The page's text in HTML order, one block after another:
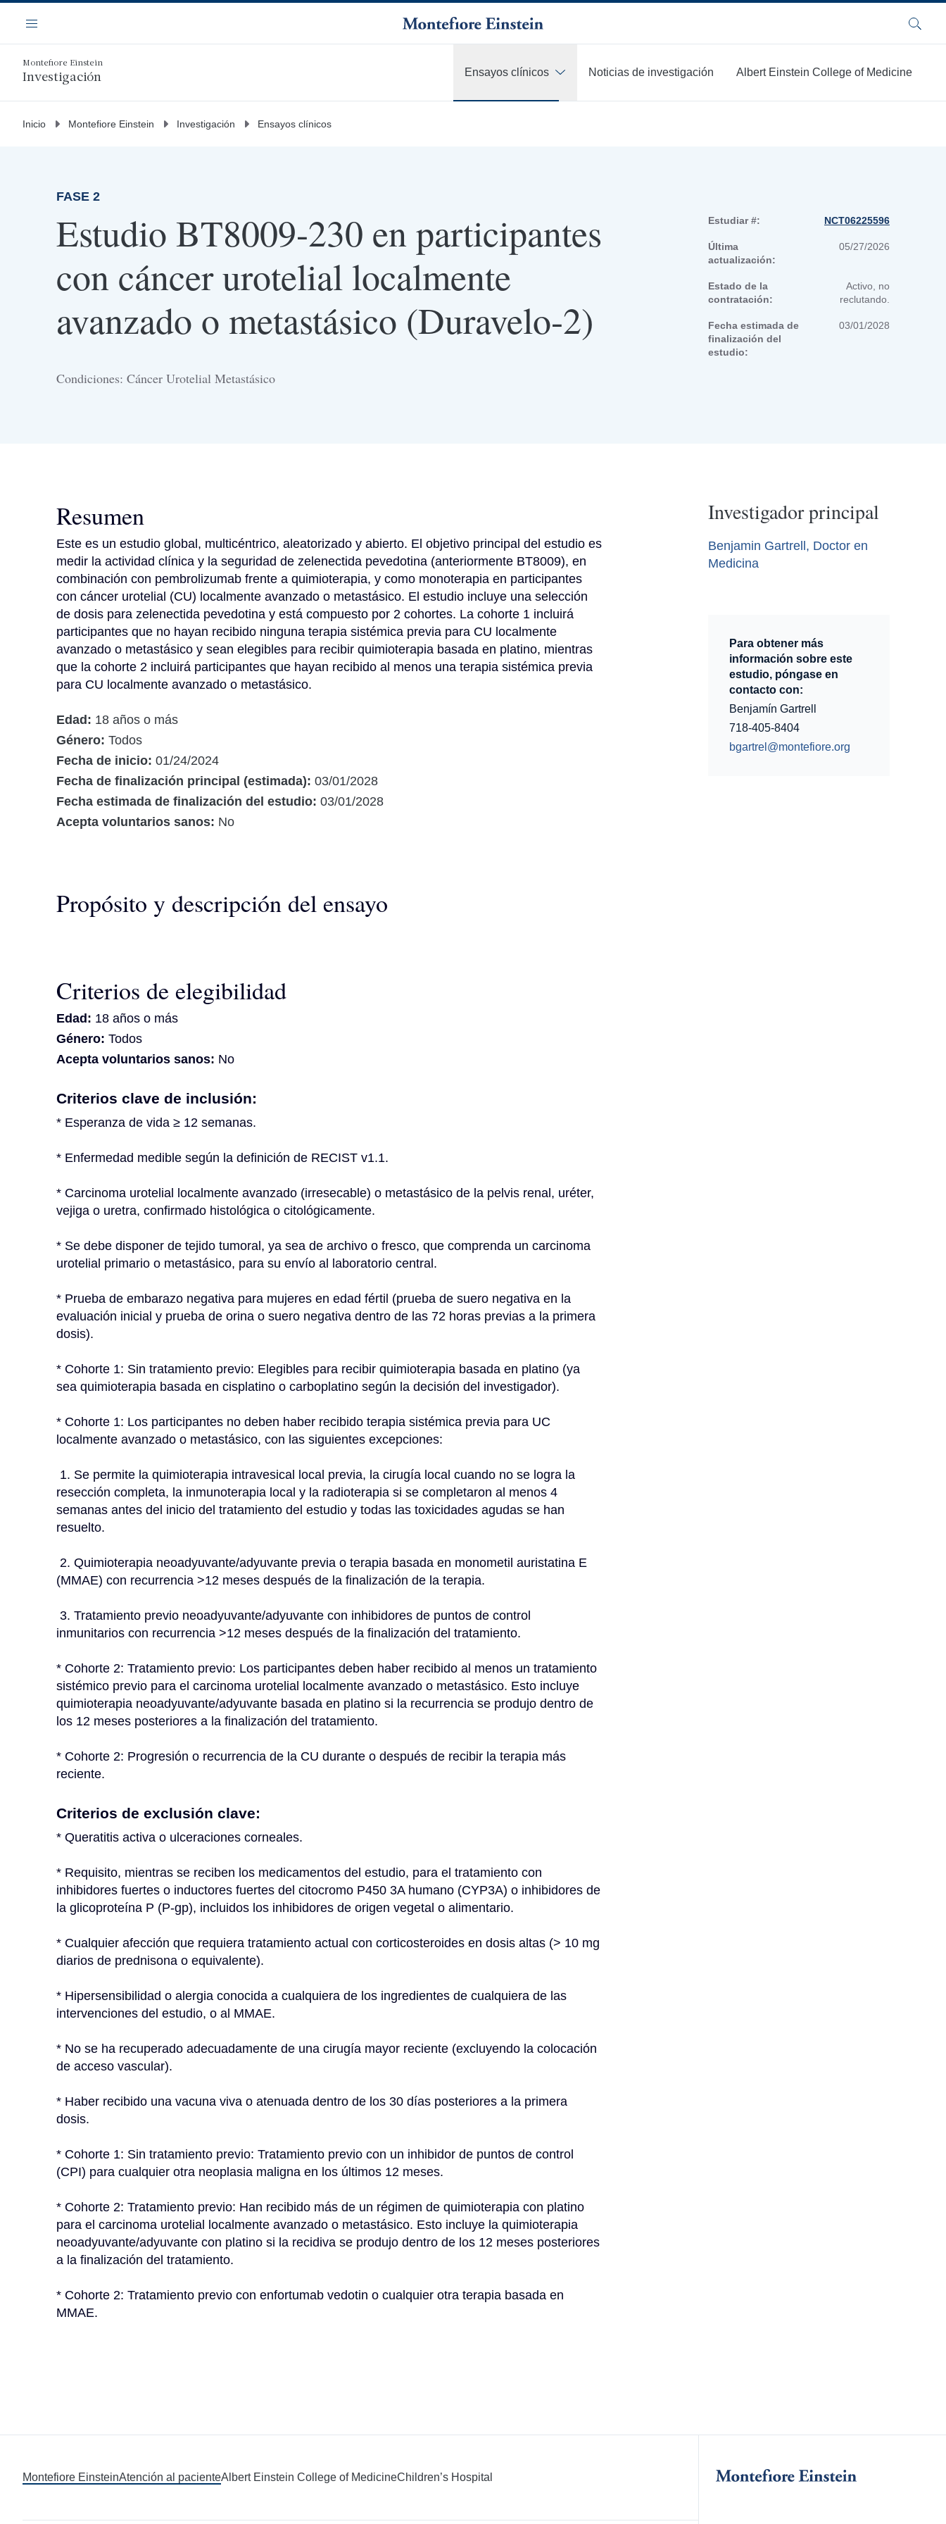
contenido
principal
Navegación
Menú Buscar
Montefiore Einstein
Investigación Ensayos clínicos Noticias de investigación Albert Einstein College of Medicine
Inicio Montefiore Einstein Investigación Ensayos clínicos
FASE 2
Estudio BT8009-230 en participantes
con cáncer urotelial localmente
avanzado o metastásico (Duravelo-2)
Condiciones: Cáncer Urotelial Metastásico
Estudiar #: NCT06225596
Última
actualización:
05/27/2026
Estado de la
contratación:
Activo, no
reclutando.
Fecha estimada de
finalización del
estudio:
03/01/2028
Resumen
Este es un estudio global, multicéntrico, aleatorizado y abierto. El objetivo principal del estudio es
medir la actividad clínica y la seguridad de zelenectida pevedotina (anteriormente BT8009), en
combinación con pembrolizumab frente a quimioterapia, y como monoterapia en participantes
con cáncer urotelial (CU) localmente avanzado o metastásico. El estudio incluye una selección
de dosis para zelenectida pevedotina y está compuesto por 2 cohortes. La cohorte 1 incluirá
participantes que no hayan recibido ninguna terapia sistémica previa para CU localmente
avanzado o metastásico y sean elegibles para recibir quimioterapia basada en platino, mientras
que la cohorte 2 incluirá participantes que hayan recibido al menos una terapia sistémica previa
para CU localmente avanzado o metastásico.
Edad: 18 años o más
Género: Todos
Fecha de inicio: 01/24/2024
Fecha de finalización principal (estimada): 03/01/2028
Fecha estimada de finalización del estudio: 03/01/2028
Acepta voluntarios sanos: No
Propósito y descripción del ensayo
Criterios de elegibilidad
Edad: 18 años o más
Género: Todos
Acepta voluntarios sanos: No
Criterios clave de inclusión:
* Esperanza de vida ≥ 12 semanas.
* Enfermedad medible según la definición de RECIST v1.1.
* Carcinoma urotelial localmente avanzado (irresecable) o metastásico de la pelvis renal, uréter,
vejiga o uretra, confirmado histológica o citológicamente.
* Se debe disponer de tejido tumoral, ya sea de archivo o fresco, que comprenda un carcinoma
urotelial primario o metastásico, para su envío al laboratorio central.
* Prueba de embarazo negativa para mujeres en edad fértil (prueba de suero negativa en la
evaluación inicial y prueba de orina o suero negativa dentro de las 72 horas previas a la primera
dosis).
* Cohorte 1: Sin tratamiento previo: Elegibles para recibir quimioterapia basada en platino (ya
sea quimioterapia basada en cisplatino o carboplatino según la decisión del investigador).
* Cohorte 1: Los participantes no deben haber recibido terapia sistémica previa para UC
localmente avanzado o metastásico, con las siguientes excepciones:
resección completa, la inmunoterapia local y la radioterapia si se completaron al menos 4
semanas antes del inicio del tratamiento del estudio y todas las toxicidades agudas se han
resuelto.
(MMAE) con recurrencia >12 meses después de la finalización de la terapia.
inmunitarios con recurrencia >12 meses después de la finalización del tratamiento.
* Cohorte 2: Tratamiento previo: Los participantes deben haber recibido al menos un tratamiento
sistémico previo para el carcinoma urotelial localmente avanzado o metastásico. Esto incluye
quimioterapia neoadyuvante/adyuvante basada en platino si la recurrencia se produjo dentro de
los 12 meses posteriores a la finalización del tratamiento.
* Cohorte 2: Progresión o recurrencia de la CU durante o después de recibir la terapia más
reciente.
Criterios de exclusión clave:
* Queratitis activa o ulceraciones corneales.
* Requisito, mientras se reciben los medicamentos del estudio, para el tratamiento con
inhibidores fuertes o inductores fuertes del citocromo P450 3A humano (CYP3A) o inhibidores de
la glicoproteína P (P-gp), incluidos los inhibidores de origen vegetal o alimentario.
* Cualquier afección que requiera tratamiento actual con corticosteroides en dosis altas (> 10 mg
diarios de prednisona o equivalente).
* Hipersensibilidad o alergia conocida a cualquiera de los ingredientes de cualquiera de las
intervenciones del estudio, o al MMAE.
* No se ha recuperado adecuadamente de una cirugía mayor reciente (excluyendo la colocación
de acceso vascular).
* Haber recibido una vacuna viva o atenuada dentro de los 30 días posteriores a la primera
dosis.
* Cohorte 1: Sin tratamiento previo: Tratamiento previo con un inhibidor de puntos de control
(CPI) para cualquier otra neoplasia maligna en los últimos 12 meses.
* Cohorte 2: Tratamiento previo: Han recibido más de un régimen de quimioterapia con platino
para el carcinoma urotelial localmente avanzado o metastásico. Esto incluye la quimioterapia
neoadyuvante/adyuvante con platino si la recidiva se produjo dentro de los 12 meses posteriores
a la finalización del tratamiento.
* Cohorte 2: Tratamiento previo con enfortumab vedotin o cualquier otra terapia basada en
MMAE.
Investigador principal
Benjamin Gartrell, Doctor en
Medicina
Para obtener más
información sobre este
estudio, póngase en
contacto con:
Benjamín Gartrell
718-405-8404
bgartrel@montefiore.org
Montefiore EinsteinAtención al pacienteAlbert Einstein College of MedicineChildren’s Hospital